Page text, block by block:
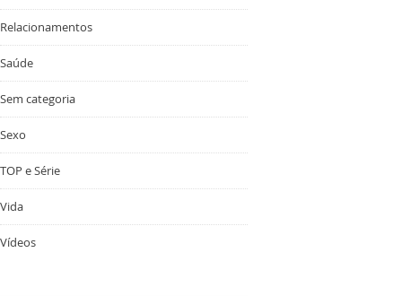
Relacionamentos
Saúde
Sem categoria
Sexo
TOP e Série
Vida
Vídeos